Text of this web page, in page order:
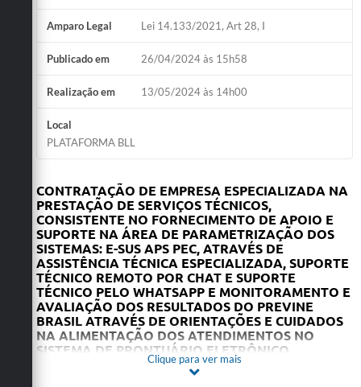
Amparo Legal Lei 14.133/2021, Art 28, I
Publicado em 26/04/2024 às 15h58
Realização em 13/05/2024 às 14h00
Local
PLATAFORMA BLL
CONTRATAÇÃO DE EMPRESA ESPECIALIZADA NA
PRESTAÇÃO DE SERVIÇOS TÉCNICOS,
CONSISTENTE NO FORNECIMENTO DE APOIO E
SUPORTE NA ÁREA DE PARAMETRIZAÇÃO DOS
SISTEMAS: E-SUS APS PEC, ATRAVÉS DE
ASSISTÊNCIA TÉCNICA ESPECIALIZADA, SUPORTE
TÉCNICO REMOTO POR CHAT E SUPORTE
TÉCNICO PELO WHATSAPP E MONITORAMENTO E
AVALIAÇÃO DOS RESULTADOS DO PREVINE
BRASIL ATRAVÉS DE ORIENTAÇÕES E CUIDADOS
NA ALIMENTAÇÃO DOS ATENDIMENTOS NO
SISTEMA DE PRONTUÁRIO ELETRÔNICO,
CONFORME CONDIÇÕES, QUANTIDADES,
ESPECIFICAÇÕES E EXIGÊNCIAS ESTABELECIDAS
Clique para ver mais